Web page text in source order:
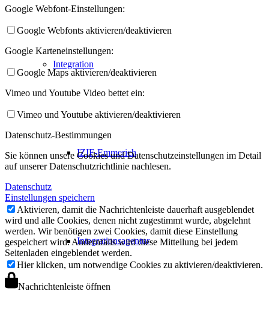
Integration
IZIF-Emmerich
Integrationsagentur
Google Webfont-Einstellungen:
Google Webfonts aktivieren/deaktivieren
Google Karteneinstellungen:
Google Maps aktivieren/deaktivieren
Vimeo und Youtube Video bettet ein:
Vimeo und Youtube aktivieren/deaktivieren
Datenschutz-Bestimmungen
Sie können unsere Cookies und Datenschutzeinstellungen im Detail
auf unserer Datenschutzrichtlinie nachlesen.
Datenschutz
Einstellungen speichern
Aktivieren, damit die Nachrichtenleiste dauerhaft ausgeblendet
wird und alle Cookies, denen nicht zugestimmt wurde, abgelehnt
werden. Wir benötigen zwei Cookies, damit diese Einstellung
gespeichert wird. Andernfalls wird diese Mitteilung bei jedem
Seitenladen eingeblendet werden.
Hier klicken, um notwendige Cookies zu aktivieren/deaktivieren.
Nachrichtenleiste öffnen